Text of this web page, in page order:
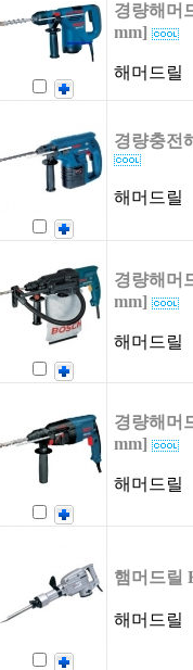
경량해머
mm]
해머드릴
경량충전
해머드릴
경량해머
mm]
해머드릴
경량해머
mm]
해머드릴
햄머드릴
해머드릴